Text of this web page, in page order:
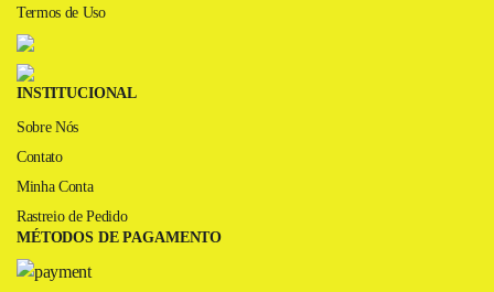
Termos de Uso
INSTITUCIONAL
Sobre Nós
Contato
Minha Conta
Rastreio de Pedido
MÉTODOS DE PAGAMENTO